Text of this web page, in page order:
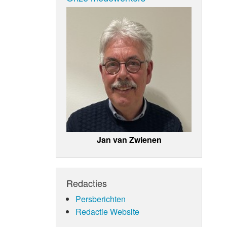
Jan van Zwienen
Redacties
Persberichten
Redactie Website